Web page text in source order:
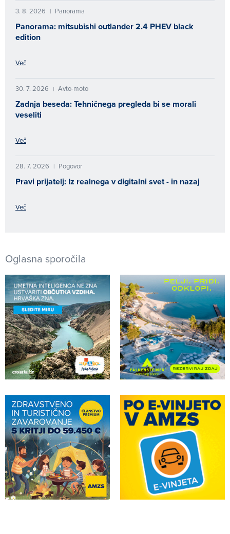
3. 8. 2026 | Panorama
Panorama: mitsubishi outlander 2.4 PHEV black
edition
Več
30. 7. 2026 | Avto-moto
Zadnja beseda: Tehničnega pregleda bi se morali
veseliti
Več
28. 7. 2026 | Pogovor
Pravi prijatelj: Iz realnega v digitalni svet - in nazaj
Več
Oglasna sporočila